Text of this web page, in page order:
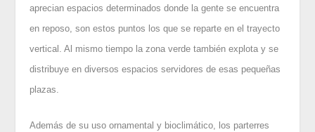
aprecian espacios determinados donde la gente se encuentra
en reposo, son estos puntos los que se reparte en el trayecto
vertical. Al mismo tiempo la zona verde también explota y se
distribuye en diversos espacios servidores de esas pequeñas
plazas.
Además de su uso ornamental y bioclimático, los parterres